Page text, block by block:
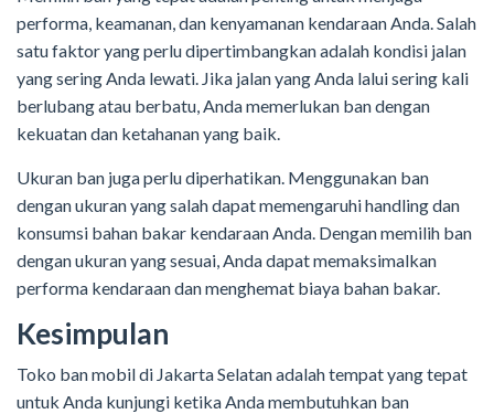
performa, keamanan, dan kenyamanan kendaraan Anda. Salah
satu faktor yang perlu dipertimbangkan adalah kondisi jalan
yang sering Anda lewati. Jika jalan yang Anda lalui sering kali
berlubang atau berbatu, Anda memerlukan ban dengan
kekuatan dan ketahanan yang baik.
Ukuran ban juga perlu diperhatikan. Menggunakan ban
dengan ukuran yang salah dapat memengaruhi handling dan
konsumsi bahan bakar kendaraan Anda. Dengan memilih ban
dengan ukuran yang sesuai, Anda dapat memaksimalkan
performa kendaraan dan menghemat biaya bahan bakar.
Kesimpulan
Toko ban mobil di Jakarta Selatan adalah tempat yang tepat
untuk Anda kunjungi ketika Anda membutuhkan ban